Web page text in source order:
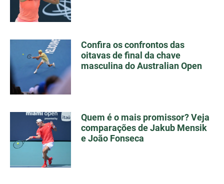
Confira os confrontos das
oitavas de final da chave
masculina do Australian Open
Quem é o mais promissor? Veja
comparações de Jakub Mensik
e João Fonseca